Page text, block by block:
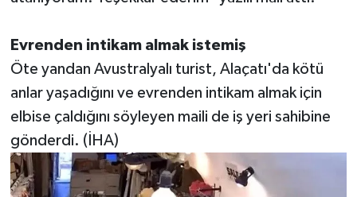
Evrenden intikam almak istemiş
Öte yandan Avustralyalı turist, Alaçatı'da kötü
anlar yaşadığını ve evrenden intikam almak için
elbise çaldığını söyleyen maili de iş yeri sahibine
gönderdi. (İHA)